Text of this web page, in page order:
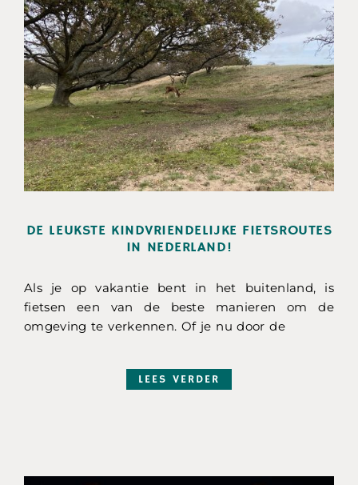
DE LEUKSTE KINDVRIENDELIJKE FIETSROUTES
IN NEDERLAND!
Als je op vakantie bent in het buitenland, is
fietsen een van de beste manieren om de
omgeving te verkennen. Of je nu door de
LEES VERDER